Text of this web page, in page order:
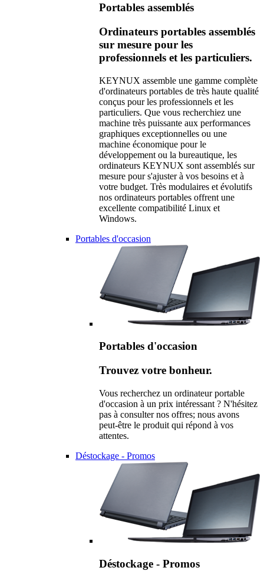
Portables assemblés
Ordinateurs portables assemblés
sur mesure pour les
professionnels et les particuliers.
KEYNUX assemble une gamme complète
d'ordinateurs portables de très haute qualité
conçus pour les professionnels et les
particuliers. Que vous recherchiez une
machine très puissante aux performances
graphiques exceptionnelles ou une
machine économique pour le
développement ou la bureautique, les
ordinateurs KEYNUX sont assemblés sur
mesure pour s'ajuster à vos besoins et à
votre budget. Très modulaires et évolutifs
nos ordinateurs portables offrent une
excellente compatibilité Linux et
Windows.
Portables d'occasion
Portables d'occasion
Trouvez votre bonheur.
Vous recherchez un ordinateur portable
d'occasion à un prix intéressant ? N'hésitez
pas à consulter nos offres; nous avons
peut-être le produit qui répond à vos
attentes.
Déstockage - Promos
Déstockage - Promos